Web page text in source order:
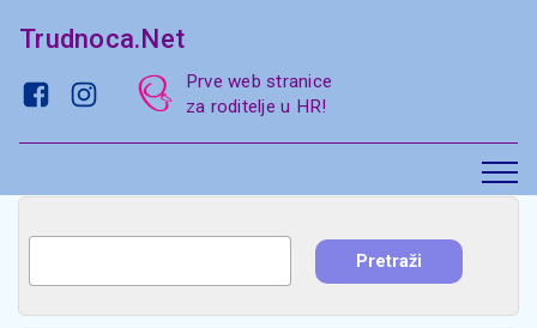
Trudnoca.Net
Prve web stranice
za roditelje u HR!